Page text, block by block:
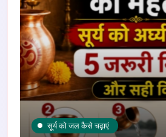
सूर्य को जल कैसे चढ़ाएं